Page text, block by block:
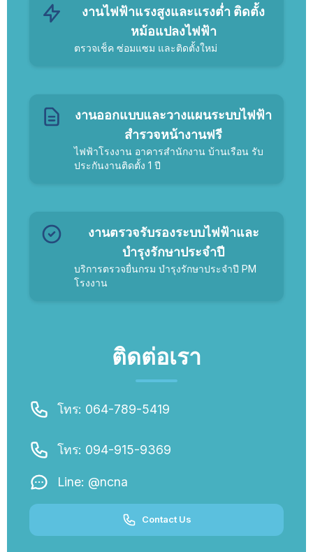
งานไฟฟ้าแรงสูงและเเรงต่ำ ติดตั้ง
หม้อแปลงไฟฟ้า
ตรวจเช็ค ซ่อมแซม และติดตั้งใหม่
งานออกแบบและวางแผนระบบไฟฟ้า
สำรวจหน้างานฟรี
ไฟฟ้าโรงงาน อาคารสำนักงาน บ้านเรือน รับ
ประกันงานติดตั้ง 1 ปี
งานตรวจรับรองระบบไฟฟ้าและ
บำรุงรักษาประจำปี
บริการตรวจยื่นกรม บำรุงรักษาประจำปี PM
โรงงาน
ติดต่อเรา
โทร: 064-789-5419
โทร: 094-915-9369
Line: @ncna
Contact Us